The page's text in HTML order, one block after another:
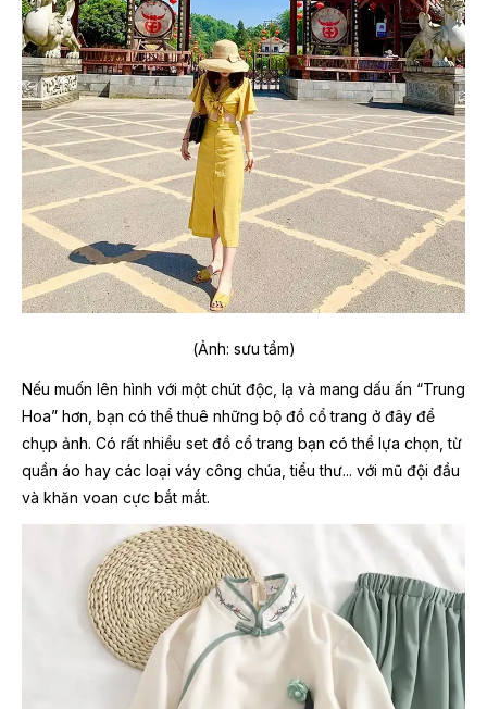
(Ảnh: sưu tầm)
Nếu muốn lên hình với một chút độc, lạ và mang dấu ấn “Trung
Hoa” hơn, bạn có thể thuê những bộ đồ cổ trang ở đây để
chụp ảnh. Có rất nhiều set đồ cổ trang bạn có thể lựa chọn, từ
quần áo hay các loại váy công chúa, tiểu thư... với mũ đội đầu
và khăn voan cực bắt mắt.